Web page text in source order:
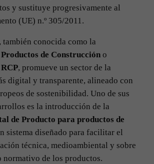
y sustituye progresivamente al
(UE) n.º 305/2011.
también conocida como la
de Construcción o
, promueve un sector de la
digital y transparente, alineado con
de sostenibilidad. Uno de sus
es la introducción de la
de Producto para productos de
sistema diseñado para facilitar el
técnica, medioambiental y sobre
de los productos.